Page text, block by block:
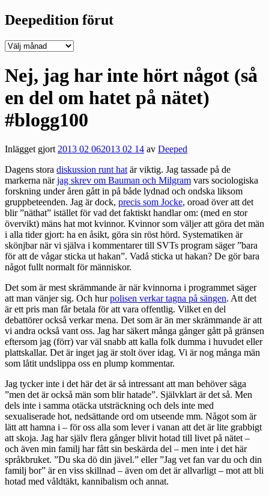
Deepedition förut
Deepedition
Nej, jag har inte hört något (så
en del om hatet på nätet)
#blogg100
Inlägget gjort2013 02 062013 02 14 av Deeped
Dagens stora diskussion runt hatär viktig. Jag tassade på de
markerna närjag skrev om Bauman och Milgram vars sociologiska
forskning under åren gått in på både lydnad och ondska liksom
gruppbeteenden. Jag är dock, precis som Jocke, oroad över att det
blir ”näthat” istället för vad det faktiskt handlar om: (med en stor
övervikt) mäns hat mot kvinnor. Kvinnor som väljer att göra det män
i alla tider gjort: ha en åsikt, göra sin röst hörd. Systematiken är
skönjbar när vi själva i kommentarer till SVTs program säger ”bara
för att de vågar sticka ut hakan”. Vadå sticka ut hakan? De gör bara
något fullt normalt för människor.
Det som är mest skrämmande är när kvinnorna i programmet säger
att man vänjer sig. Och hurpolisen verkar tagna på sängen. Att det
är ett pris man får betala för att vara offentlig. Vilket en del
debattörer också verkar mena. Det som är än mer skrämmande är att
vi andra också vant oss. Jag har säkert många gånger gått på gränsen
eftersom jag (förr) var väl snabb att kalla folk dumma i huvudet eller
plattskallar. Det är inget jag är stolt över idag. Vi är nog många män
som låtit undslippa oss en plump kommentar.
Jag tycker inte i det här det är så intressant att man behöver säga
”men det är också män som blir hatade”. Självklart är det så. Men
dels inte i samma otäcka utsträckning och dels inte med
sexualiserade hot, nedsättande ord om utseende mm. Något som är
lätt att hamna i – för oss alla som lever i vanan att det är lite grabbigt
att skoja. Jag har själv flera gånger blivit hotad till livet på nätet –
och även min familj har fått sin beskärda del – men inte i det här
språkbruket. ”Du ska dö din jävel.” eller ”Jag vet fan var du och din
familj bor” är en viss skillnad – även om det är allvarligt – mot att bli
hotad med våldtäkt, kannibalism och annat.